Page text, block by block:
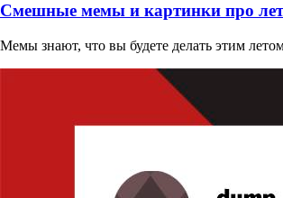
Смешные мемы и картинки про
Мемы знают, что вы будете делать этим